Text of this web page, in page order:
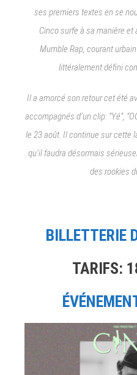
ses premiers textes en se
Cinco surfe à sa manière
Mumble Rap, courant
littéralement défini
Il a amorcé son retour cet été
accompagnés d’un clip: “Yé”,
le 23 août. Il continue sur cette
qu’il faudra désormais
des rookies
BILLETTERIE
TARIFS: